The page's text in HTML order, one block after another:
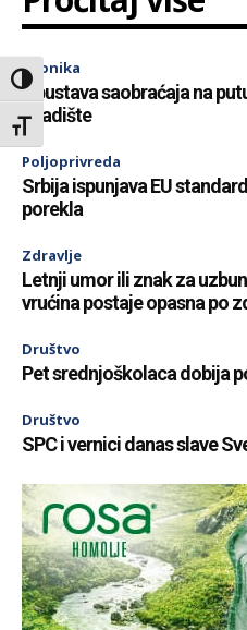
Toggle High Contrast
Toggle Font size
Hronika
Obustava saobraćaja na
Gradište
Poljoprivreda
Srbija ispunjava EU
porekla
Zdravlje
Letnji umor ili znak za
vrućina postaje opasna po
Društvo
Pet srednjoškolaca dobija
Društvo
SPC i vernici danas slave